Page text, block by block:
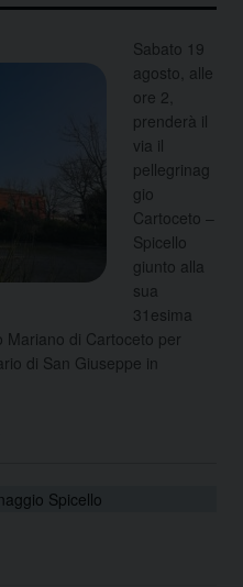
Sabato 19
agosto, alle
ore 2,
prenderà il
via il
pellegrinag
gio
Cartoceto –
Spicello
giunto alla
sua
31esima
Mariano di Cartoceto per
di San Giuseppe in
Spicello